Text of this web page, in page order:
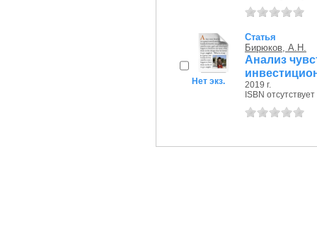
Нет экз.
Статья
Бирюков, А.Н.
Анализ
2019 г.
ISBN отсутствует